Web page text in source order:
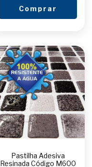
Comprar
Pastilha Adesiva
Resinada Código M600